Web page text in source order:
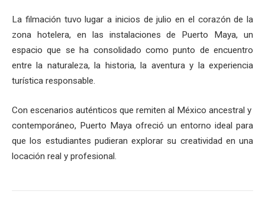
La filmación tuvo lugar a inicios de julio en el corazón de la
zona hotelera, en las instalaciones de Puerto Maya, un
espacio que se ha consolidado como punto de encuentro
entre la naturaleza, la historia, la aventura y la experiencia
turística responsable.
Con escenarios auténticos que remiten al México ancestral y
contemporáneo, Puerto Maya ofreció un entorno ideal para
que los estudiantes pudieran explorar su creatividad en una
locación real y profesional.